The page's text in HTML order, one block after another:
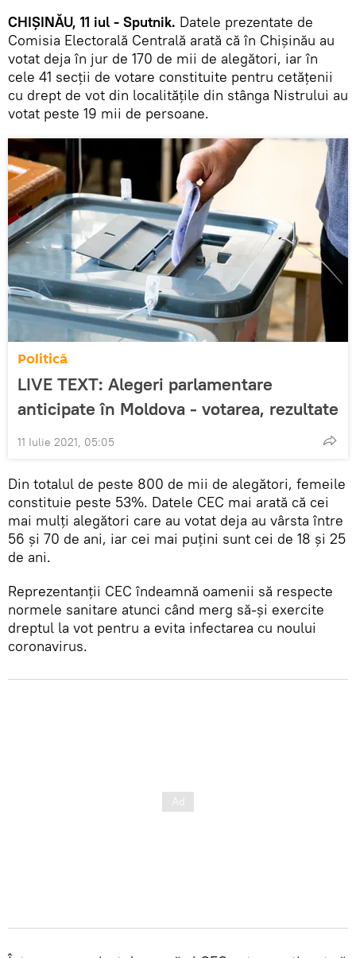
CHIȘINĂU, 11 iul - Sputnik. Datele prezentate de
Comisia Electorală Centrală arată că în Chișinău au
votat deja în jur de 170 de mii de alegători, iar în
cele 41 secții de votare constituite pentru cetățenii
cu drept de vot din localitățile din stânga Nistrului au
votat peste 19 mii de persoane.
Politică
LIVE TEXT: Alegeri parlamentare
anticipate în Moldova - votarea, rezultate
11 Iulie 2021, 05:05
Din totalul de peste 800 de mii de alegători, femeile
constituie peste 53%. Datele CEC mai arată că cei
mai mulți alegători care au votat deja au vârsta între
56 și 70 de ani, iar cei mai puțini sunt cei de 18 și 25
de ani.
Reprezentanții CEC îndeamnă oamenii să respecte
normele sanitare atunci când merg să-și exercite
dreptul la vot pentru a evita infectarea cu noului
coronavirus.